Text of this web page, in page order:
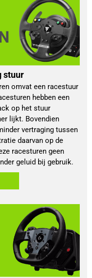
stuur
omvat een racestuur
hebben een
op het stuur
lijkt. Bovendien
vertraging tussen
daarvan op de
racesturen geen
geluid bij gebruik.